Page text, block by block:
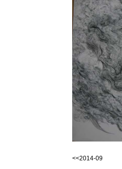
<<2014-09